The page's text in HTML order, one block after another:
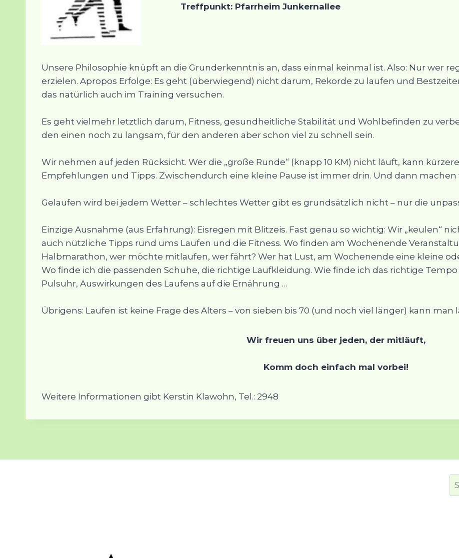
Treffpunkt: Pfarrheim Junkernallee
Unsere Philosophie knüpft an die Grunderkenntnis an, dass einmal keinmal ist. Also: Nur wer
erzielen. Apropos Erfolge: Es geht (überwiegend) nicht darum, Rekorde zu laufen und
das natürlich auch im Training versuchen.
Es geht vielmehr letztlich darum, Fitness, gesundheitliche Stabilität und Wohlbefinden zu
den einen noch zu langsam, für den anderen aber schon viel zu schnell sein.
Wir nehmen auf jeden Rücksicht. Wer die „große Runde“ (knapp 10 KM) nicht läuft, kann
Empfehlungen und Tipps. Zwischendurch eine kleine Pause ist immer drin. Und dann machen
Gelaufen wird bei jedem Wetter – schlechtes Wetter gibt es grundsätzlich nicht – nur die
Einzige Ausnahme (aus Erfahrung): Eisregen mit Blitzeis. Fast genau so wichtig: Wir „keulen“
auch nützliche Tipps rund ums Laufen und die Fitness. Wo finden am Wochenende
Halbmarathon, wer möchte mitlaufen, wer fährt? Wer hat Lust, am Wochenende eine kleine
Wo finde ich die passenden Schuhe, die richtige Laufkleidung. Wie finde ich das richtige
Pulsuhr, Auswirkungen des Laufens auf die Ernährung …
Übrigens: Laufen ist keine Frage des Alters – von sieben bis 70 (und noch viel länger) kann man
Wir freuen uns über jeden, der mitläuft,
Komm doch einfach mal vorbei!
Weitere Informationen gibt Kerstin Klawohn, Tel.: 2948